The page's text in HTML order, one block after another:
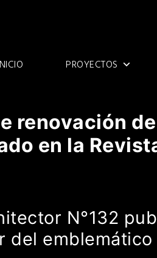
PROYECTOS
renovación
en la
N°132
del